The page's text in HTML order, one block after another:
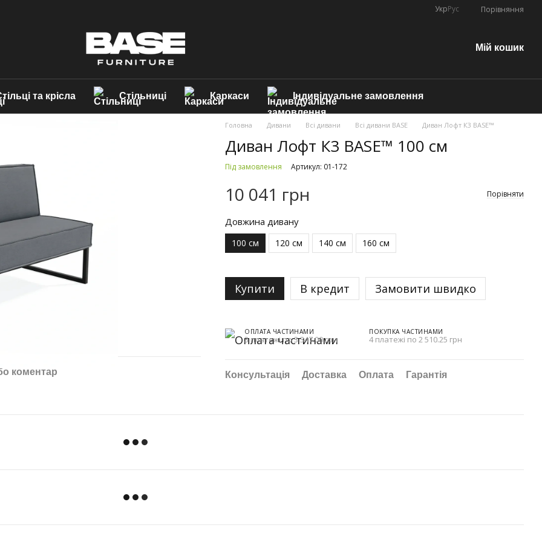
УкрРус Порівняння
Мій кошик
та крісла Стільниці Каркаси Індивідуальне замовлення
коментар
Головна Дивани Всі дивани Всі дивани BASE Диван Лофт К3 BASE™
Диван Лофт К3 BASE™ 100 см
Під замовлення Артикул: 01-172
10 041 грн Порівняти
Довжина дивану
100 см 120 см 140 см 160 см
Купити В кредит Замовити швидко
ОПЛАТА ЧАСТИНАМИ
3 платежі по 3 347.00 грн
ПОКУПКА ЧАСТИНАМИ
4 платежі по 2 510.25 грн
Консультація Доставка Оплата Гарантія